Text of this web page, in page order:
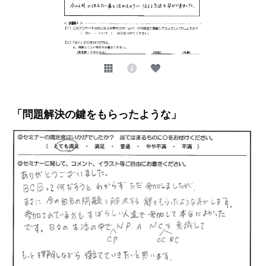
「問題解決の鍵をもらったような」